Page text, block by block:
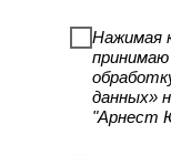
Нажимая
принимаю
данных»
"Арнест